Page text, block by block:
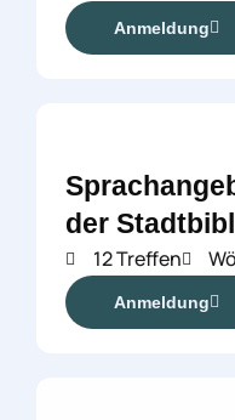
Anmeldung
der
12 Treffen
Anmeldung